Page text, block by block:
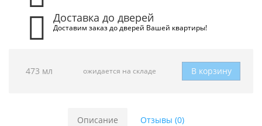
Доставка до дверей
Доставим заказ до дверей Вашей квартиры!
473 мл ожидается на складе В корзину
Описание Отзывы (0)